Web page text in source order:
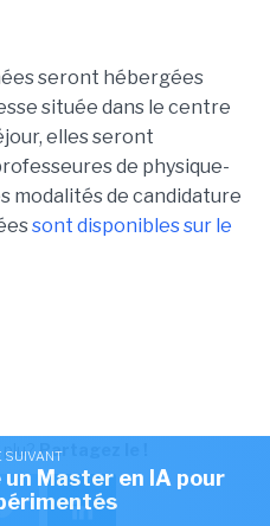
seront hébergées
située dans le centre
elles seront
de physique-
modalités de candidature
sont disponibles sur le
plu?Partagez le !
SUIVANT
Master en IA pour